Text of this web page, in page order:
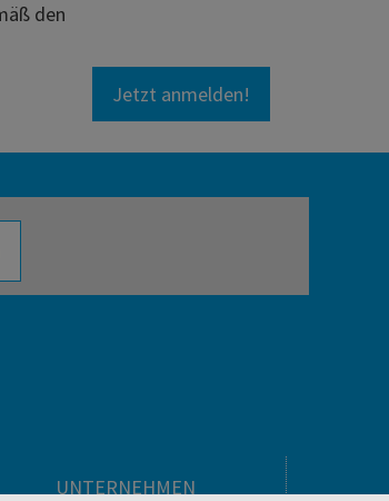
den
UNTERNEHMEN